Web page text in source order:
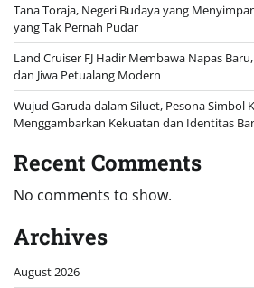
Tana Toraja, Negeri Budaya yang
yang Tak Pernah Pudar
Land Cruiser FJ Hadir Membawa Napas
dan Jiwa Petualang Modern
Wujud Garuda dalam Siluet, Pesona Simbol
Menggambarkan Kekuatan dan Identitas
Recent Comments
No comments to show.
Archives
August 2026